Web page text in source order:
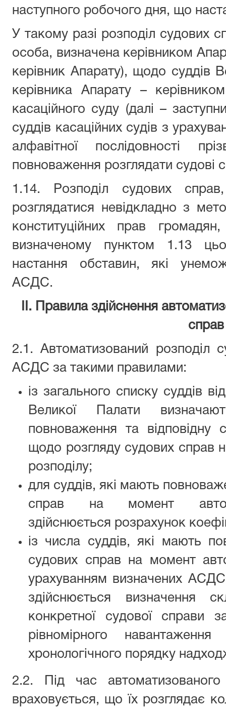
наступного робочого дня, що
У такому разі розподіл судових
особа, визначена керівником
керівник Апарату), щодо суддів
керівника Апарату – керівником
касаційного суду (далі –
суддів касаційних судів з
алфавітної послідовності
повноваження розглядати судові
1.14. Розподіл судових
розглядатися невідкладно з
конституційних прав
визначеному пунктом 1.13
настання обставин, які
АСДС.
ІІ. Правила здійснення
справ
2.1. Автоматизований розподіл
АСДС за такими правилами:
із загального списку суддів
Великої Палати
повноваження та відповідну
щодо розгляду судових справ
розподілу;
для суддів, які мають
справ на момент
здійснюється розрахунок
із числа суддів, які мають
судових справ на момент
урахуванням визначених АСДС
здійснюється визначення
конкретної судової справи
рівномірного
хронологічного порядку
2.2. Під час
враховується, що їх розглядає